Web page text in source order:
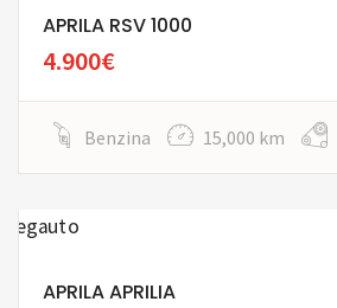
APRILA RSV 1000
4.900€
Benzina 15,000 km
APRILA APRILIA